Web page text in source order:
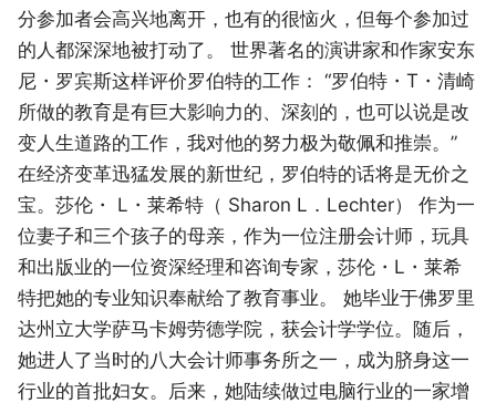
分参加者会高兴地离开，也有的很恼火，但每个参加过
的人都深深地被打动了。 世界著名的演讲家和作家安东
尼・罗宾斯这样评价罗伯特的工作： “罗伯特・T・清崎
所做的教育是有巨大影响力的、深刻的，也可以说是改
变人生道路的工作，我对他的努力极为敬佩和推崇。”
在经济变革迅猛发展的新世纪，罗伯特的话将是无价之
宝。莎伦・ L・莱希特（ Sharon L．Lechter） 作为一
位妻子和三个孩子的母亲，作为一位注册会计师，玩具
和出版业的一位资深经理和咨询专家，莎伦・L・莱希
特把她的专业知识奉献给了教育事业。 她毕业于佛罗里
达州立大学萨马卡姆劳德学院，获会计学学位。随后，
她进人了当时的八大会计师事务所之一，成为脐身这一
行业的首批妇女。后来，她陆续做过电脑行业的一家增